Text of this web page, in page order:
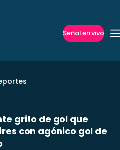
Señal en vivo
Redes SocialesCopa
grito de gol que
con agónico gol de